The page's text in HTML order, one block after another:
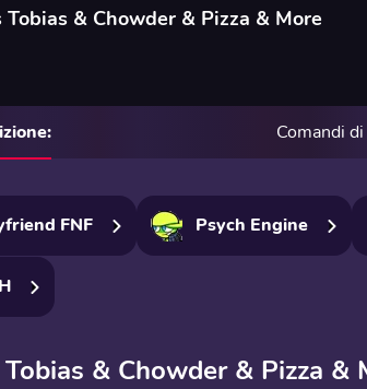
Tobias & Chowder & Pizza & More
Comandi
FNF Psych Engine
Tobias & Chowder & Pizza &